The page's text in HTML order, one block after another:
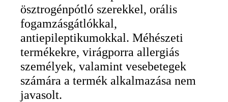
ösztrogénpótló szerekkel, orális
fogamzásgátlókkal,
antiepileptikumokkal. Méhészeti
termékekre, virágporra allergiás
személyek, valamint vesebetegek
számára a termék alkalmazása nem
javasolt.